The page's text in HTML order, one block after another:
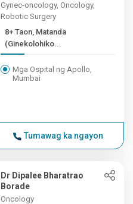
Gynec-oncology, Oncology,
Robotic Surgery
8+ Taon, Matanda
(Ginekolohiko...
Mga Ospital ng Apollo,
Mumbai
Tumawag ka ngayon
Dr Dipalee Bharatrao
Borade
Oncology